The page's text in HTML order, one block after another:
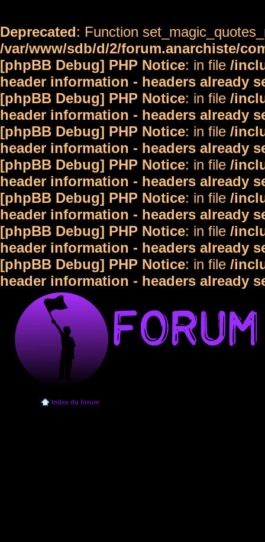
Deprecated: Function
/var/www/sdb/d/2/forum.anarchiste/
[phpBB Debug] PHP Notice: in file /
header information - headers already
[phpBB Debug] PHP Notice: in file /
header information - headers already
[phpBB Debug] PHP Notice: in file /
header information - headers already
[phpBB Debug] PHP Notice: in file /
header information - headers already
[phpBB Debug] PHP Notice: in file /
header information - headers already
[phpBB Debug] PHP Notice: in file /
header information - headers already
[phpBB Debug] PHP Notice: in file /
header information - headers already
Index du forum